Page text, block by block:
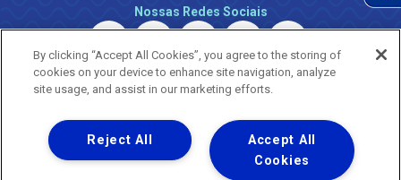
Nossas Redes Sociais
Copyright © 2026 - Todos os Direitos Reservados.
By clicking “Accept All Cookies”, you agree to the storing of
cookies on your device to enhance site navigation, analyze
site usage, and assist in our marketing efforts.
Accept All
Cookies
Reject All